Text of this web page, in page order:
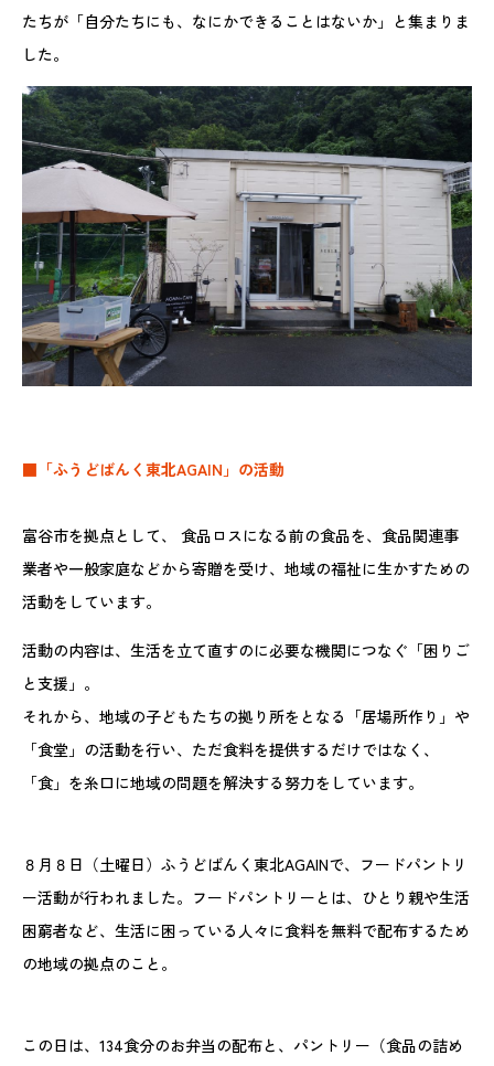
たちが「自分たちにも、なにかできることはないか」と集まりま
した。
■「ふうどばんく東北AGAIN」の活動
富谷市を拠点として、 食品ロスになる前の食品を、食品関連事
業者や一般家庭などから寄贈を受け、地域の福祉に生かすための
活動をしています。
活動の内容は、生活を立て直すのに必要な機関につなぐ「困りご
と支援」。
それから、地域の子どもたちの拠り所をとなる「居場所作り」や
「食堂」の活動を行い、ただ食料を提供するだけではなく、
「食」を糸口に地域の問題を解決する努力をしています。
８月８日（土曜日）ふうどばんく東北AGAINで、フードパントリ
ー活動が行われました。フードパントリーとは、ひとり親や生活
困窮者など、生活に困っている人々に食料を無料で配布するため
の地域の拠点のこと。
この日は、134食分のお弁当の配布と、パントリー（食品の詰め